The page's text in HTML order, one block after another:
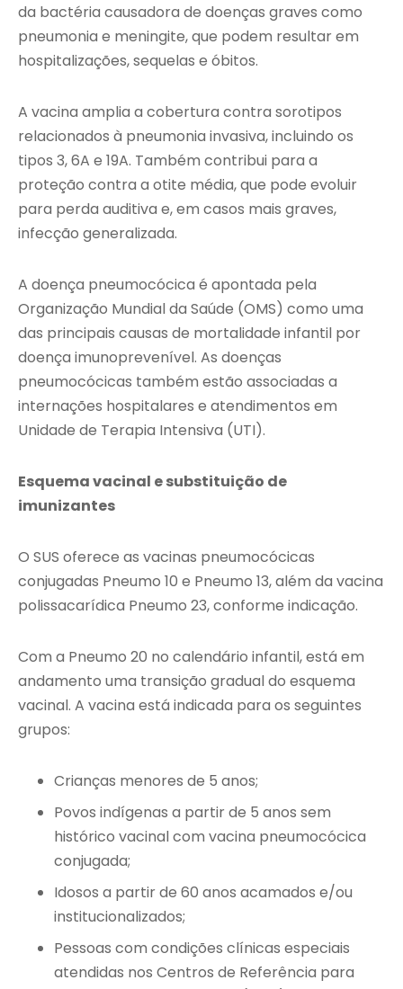
da bactéria causadora de doenças graves como
pneumonia e meningite, que podem resultar em
hospitalizações, sequelas e óbitos.
A vacina amplia a cobertura contra sorotipos
relacionados à pneumonia invasiva, incluindo os
tipos 3, 6A e 19A. Também contribui para a
proteção contra a otite média, que pode evoluir
para perda auditiva e, em casos mais graves,
infecção generalizada.
A doença pneumocócica é apontada pela
Organização Mundial da Saúde (OMS) como uma
das principais causas de mortalidade infantil por
doença imunoprevenível. As doenças
pneumocócicas também estão associadas a
internações hospitalares e atendimentos em
Unidade de Terapia Intensiva (UTI).
Esquema vacinal e substituição de
imunizantes
O SUS oferece as vacinas pneumocócicas
conjugadas Pneumo 10 e Pneumo 13, além da vacina
polissacarídica Pneumo 23, conforme indicação.
Com a Pneumo 20 no calendário infantil, está em
andamento uma transição gradual do esquema
vacinal. A vacina está indicada para os seguintes
grupos:
Crianças menores de 5 anos;
Povos indígenas a partir de 5 anos sem
histórico vacinal com vacina pneumocócica
conjugada;
Idosos a partir de 60 anos acamados e/ou
institucionalizados;
Pessoas com condições clínicas especiais
atendidas nos Centros de Referência para